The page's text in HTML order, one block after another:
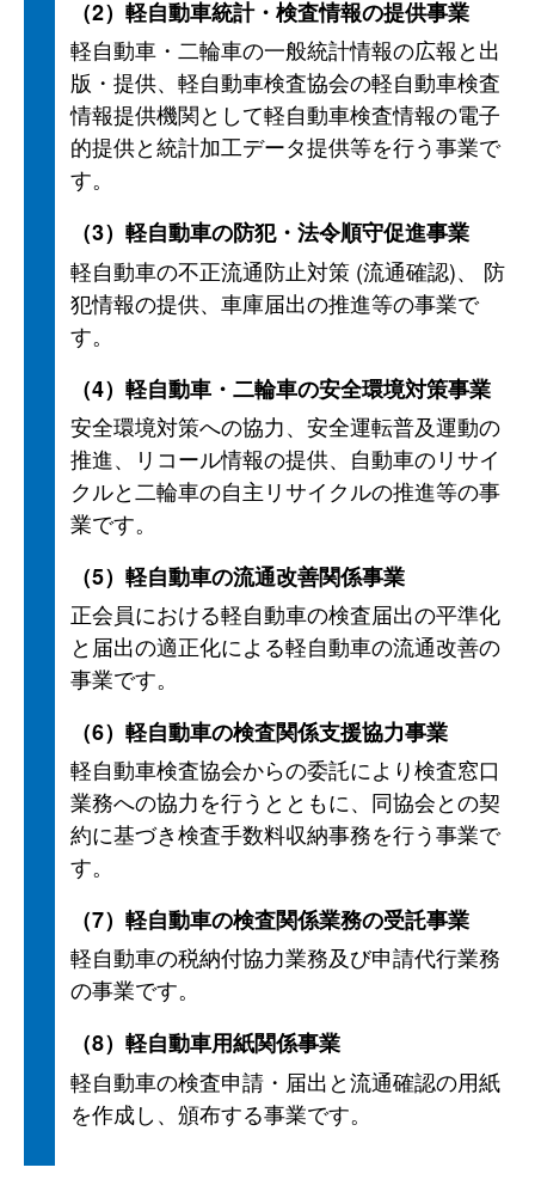
（2）軽自動車統計・検査情報の提供事業
軽自動車・二輪車の一般統計情報の広報と出
版・提供、軽自動車検査協会の軽自動車検査
情報提供機関として軽自動車検査情報の電子
的提供と統計加工データ提供等を行う事業で
す。
（3）軽自動車の防犯・法令順守促進事業
軽自動車の不正流通防止対策 (流通確認)、 防
犯情報の提供、車庫届出の推進等の事業で
す。
（4）軽自動車・二輪車の安全環境対策事業
安全環境対策への協力、安全運転普及運動の
推進、リコール情報の提供、自動車のリサイ
クルと二輪車の自主リサイクルの推進等の事
業です。
（5）軽自動車の流通改善関係事業
正会員における軽自動車の検査届出の平準化
と届出の適正化による軽自動車の流通改善の
事業です。
（6）軽自動車の検査関係支援協力事業
軽自動車検査協会からの委託により検査窓口
業務への協力を行うとともに、同協会との契
約に基づき検査手数料収納事務を行う事業で
す。
（7）軽自動車の検査関係業務の受託事業
軽自動車の税納付協力業務及び申請代行業務
の事業です。
（8）軽自動車用紙関係事業
軽自動車の検査申請・届出と流通確認の用紙
を作成し、頒布する事業です。